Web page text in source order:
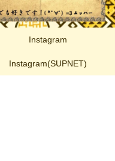
Instagram
Instagram(SUPNET)